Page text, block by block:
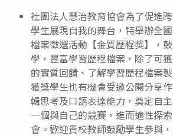
社團法人慧治教育協會為了促進
學生展現自我的舞台，特舉辦全
檔案徵選活動【金質歷程獎】，
學，豐富學習歷程檔案，除了可
的實質回饋、了解學習歷程檔案
獲獎學生也有機會受邀公開分享
輯思考及口語表達能力，奠定自
一個與自己的競賽，進而適性探
會。歡迎貴校教師鼓勵學生參與